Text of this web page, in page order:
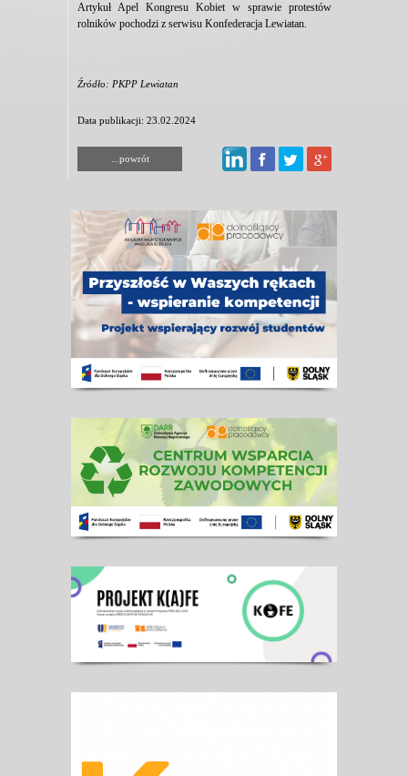
Artykuł Apel Kongresu Kobiet w sprawie protestów
rolników pochodzi z serwisu Konfederacja Lewiatan.
Źródło: PKPP Lewiatan
Data publikacji: 23.02.2024
...powrót